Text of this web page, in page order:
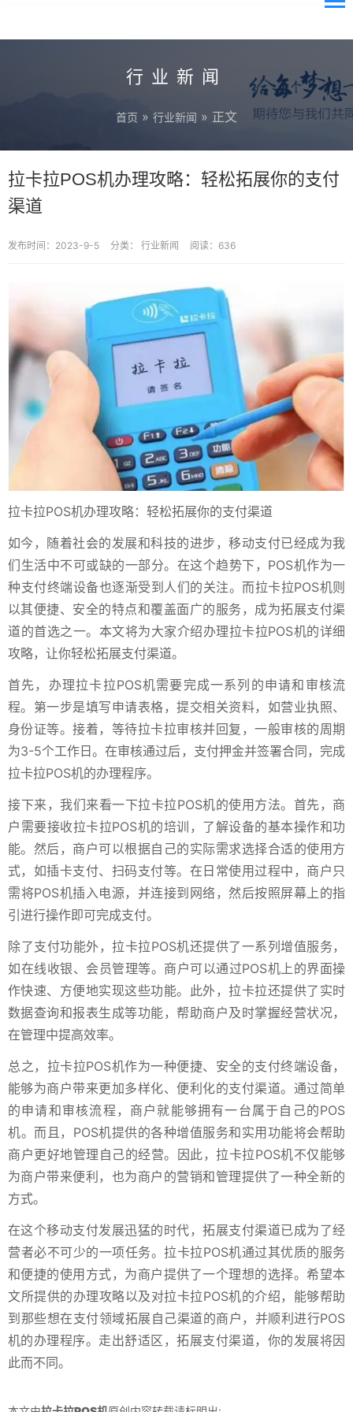
行业新闻
首页 » 行业新闻 » 正文
拉卡拉POS机办理攻略：轻松拓展你的支付
渠道
发布时间：2023-9-5 分类： 行业新闻 阅读：636
拉卡拉POS机办理攻略：轻松拓展你的支付渠道
如今，随着社会的发展和科技的进步，移动支付已经成为我
们生活中不可或缺的一部分。在这个趋势下，POS机作为一
种支付终端设备也逐渐受到人们的关注。而拉卡拉POS机则
以其便捷、安全的特点和覆盖面广的服务，成为拓展支付渠
道的首选之一。本文将为大家介绍办理拉卡拉POS机的详细
攻略，让你轻松拓展支付渠道。
首先，办理拉卡拉POS机需要完成一系列的申请和审核流
程。第一步是填写申请表格，提交相关资料，如营业执照、
身份证等。接着，等待拉卡拉审核并回复，一般审核的周期
为3-5个工作日。在审核通过后，支付押金并签署合同，完成
拉卡拉POS机的办理程序。
接下来，我们来看一下拉卡拉POS机的使用方法。首先，商
户需要接收拉卡拉POS机的培训，了解设备的基本操作和功
能。然后，商户可以根据自己的实际需求选择合适的使用方
式，如插卡支付、扫码支付等。在日常使用过程中，商户只
需将POS机插入电源，并连接到网络，然后按照屏幕上的指
引进行操作即可完成支付。
除了支付功能外，拉卡拉POS机还提供了一系列增值服务，
如在线收银、会员管理等。商户可以通过POS机上的界面操
作快速、方便地实现这些功能。此外，拉卡拉还提供了实时
数据查询和报表生成等功能，帮助商户及时掌握经营状况，
在管理中提高效率。
总之，拉卡拉POS机作为一种便捷、安全的支付终端设备，
能够为商户带来更加多样化、便利化的支付渠道。通过简单
的申请和审核流程，商户就能够拥有一台属于自己的POS
机。而且，POS机提供的各种增值服务和实用功能将会帮助
商户更好地管理自己的经营。因此，拉卡拉POS机不仅能够
为商户带来便利，也为商户的营销和管理提供了一种全新的
方式。
在这个移动支付发展迅猛的时代，拓展支付渠道已成为了经
营者必不可少的一项任务。拉卡拉POS机通过其优质的服务
和便捷的使用方式，为商户提供了一个理想的选择。希望本
文所提供的办理攻略以及对拉卡拉POS机的介绍，能够帮助
到那些想在支付领域拓展自己渠道的商户，并顺利进行POS
机的办理程序。走出舒适区，拓展支付渠道，你的发展将因
此而不同。